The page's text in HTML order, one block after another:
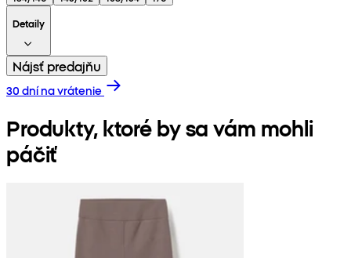
Detaily
Nájsť predajňu
30 dní na vrátenie
Produkty, ktoré by sa vám mohli
páčiť